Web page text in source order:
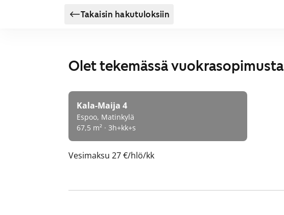
Takaisin hakutuloksiin
Olet tekemässä vuokrasopimusta
Kala-Maija 4
Espoo, Matinkylä
67,5 m² · 3h+kk+s
Vesimaksu 27 €/hlö/kk